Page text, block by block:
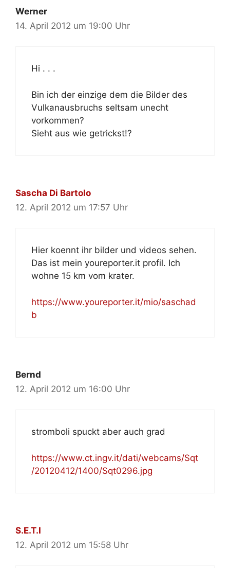
Werner
14. April 2012 um 19:00 Uhr
Hi . . .
Bin ich der einzige dem die Bilder des
Vulkanausbruchs seltsam unecht
vorkommen?
Sieht aus wie getrickst!?
Sascha Di Bartolo
12. April 2012 um 17:57 Uhr
Hier koennt ihr bilder und videos sehen.
Das ist mein youreporter.it profil. Ich
wohne 15 km vom krater.
https://www.youreporter.it/mio/saschad
b
Bernd
12. April 2012 um 16:00 Uhr
stromboli spuckt aber auch grad
https://www.ct.ingv.it/dati/webcams/Sqt
/20120412/1400/Sqt0296.jpg
S.E.T.I
12. April 2012 um 15:58 Uhr